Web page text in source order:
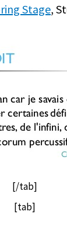
Stage,
[/tab]
[tab]